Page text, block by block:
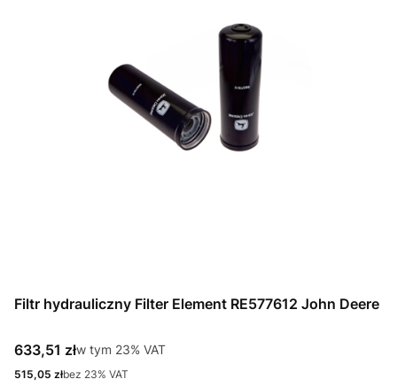
Filtr hydrauliczny Filter Element RE577612 John Deere
Cena brutto
633,51 złw tym %s VAT
w tym 23% VAT
Cena netto
515,05 złbez 23% VAT